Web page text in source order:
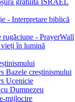
gratuită ISRAEL
- Interpretare biblică
rugăciune - PrayerWall
în lumină
Bazele creștinismului
Ucenicie
Dumnezeu
mijlocire